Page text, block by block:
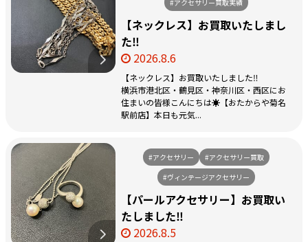
#アクセサリー買取実績
【ネックレス】お買取いたしまし
た‼️
2026.8.6
【ネックレス】お買取いたしました‼️
横浜市港北区・鶴見区・神奈川区・西区にお
住まいの皆様こんにちは☀️【おたからや菊名
駅前店】本日も元気...
#アクセサリー
#アクセサリー買取
#ヴィンテージアクセサリー
【パールアクセサリー】お買取い
たしました‼️
2026.8.5